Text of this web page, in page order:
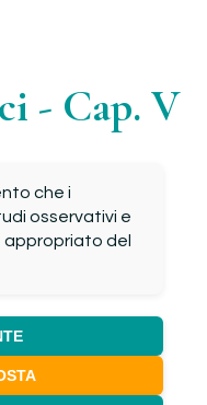
- Cap. V
che i
osservativi e
appropriato del